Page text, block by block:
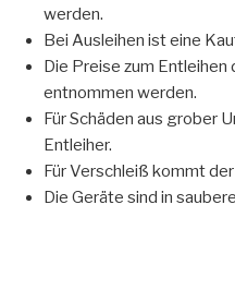
werden.
Bei Ausleihen ist eine
Die Preise zum
entnommen werden.
Für Schäden aus grober
Entleiher.
Für Verschleiß kommt
Die Geräte sind in